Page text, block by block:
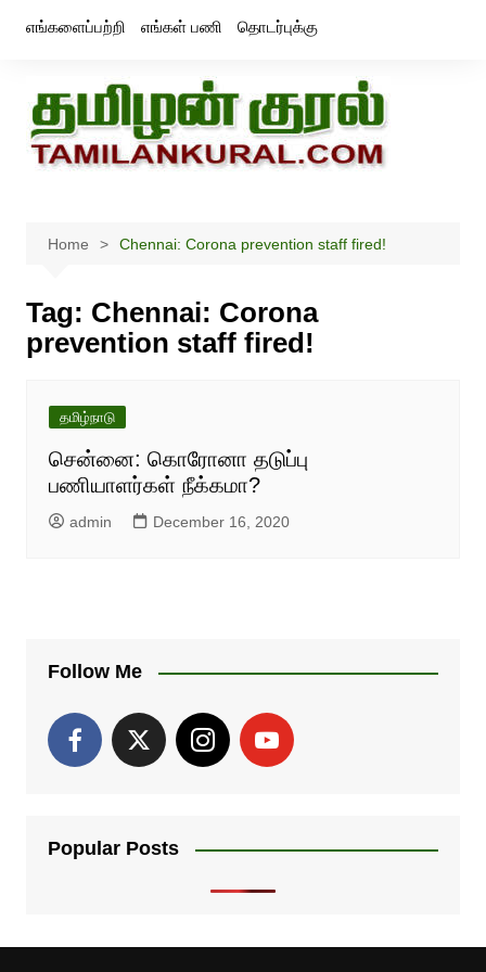
எங்களைப்பற்றி எங்கள் பணி தொடர்புக்கு
Home Chennai: Corona prevention staff fired!
Tag: Chennai: Corona
prevention staff fired!
தமிழ்நாடு
சென்னை: கொரோனா தடுப்பு
பணியாளர்கள் நீக்கமா?
admin December 16, 2020
Follow Me
Popular Posts